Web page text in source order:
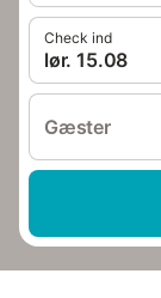
Check ind
lør. 15.08
Gæster